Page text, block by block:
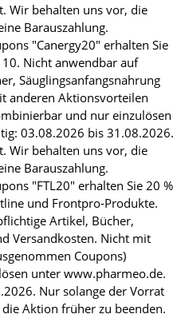
Wir behalten uns vor, die
Barauszahlung.
"Canergy20" erhalten Sie
Nicht anwendbar auf
Säuglingsanfangsnahrung
anderen Aktionsvorteilen
und nur einzulösen
03.08.2026 bis 31.08.2026.
Wir behalten uns vor, die
Barauszahlung.
"FTL20" erhalten Sie 20 %
und Frontpro-Produkte.
Artikel, Bücher,
Versandkosten. Nicht mit
Coupons)
unter www.pharmeo.de.
Nur solange der Vorrat
Aktion früher zu beenden.